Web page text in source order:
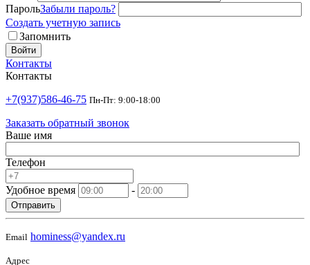
ПарольЗабыли пароль?
Создать учетную запись
Запомнить
Войти
Контакты
Контакты
+7(937)586-46-75 Пн-Пт: 9:00-18:00
Заказать обратный звонок
Ваше имя
Телефон
Удобное время -
Отправить
Email hominess@yandex.ru
Адрес